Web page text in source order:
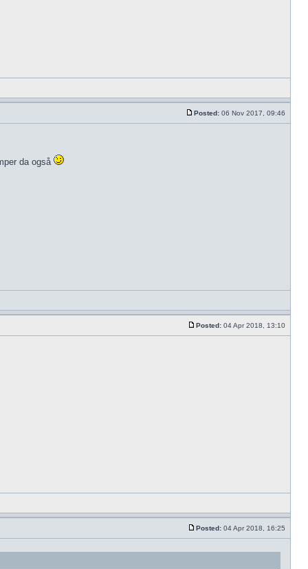
Posted: 06 Nov 2017, 09:46
da også
Posted: 04 Apr 2018, 13:10
Posted: 04 Apr 2018, 16:25